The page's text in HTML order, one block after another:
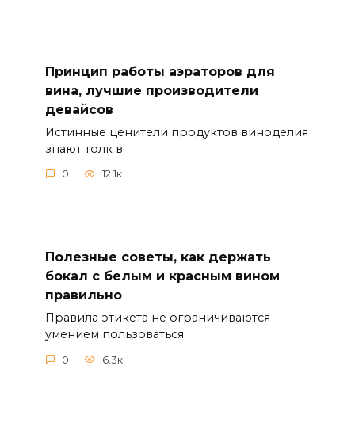
Принцип работы аэраторов для
вина, лучшие производители
девайсов
Истинные ценители продуктов виноделия
знают толк в
0 12.1к.
Полезные советы, как держать
бокал с белым и красным вином
правильно
Правила этикета не ограничиваются
умением пользоваться
0 6.3к.